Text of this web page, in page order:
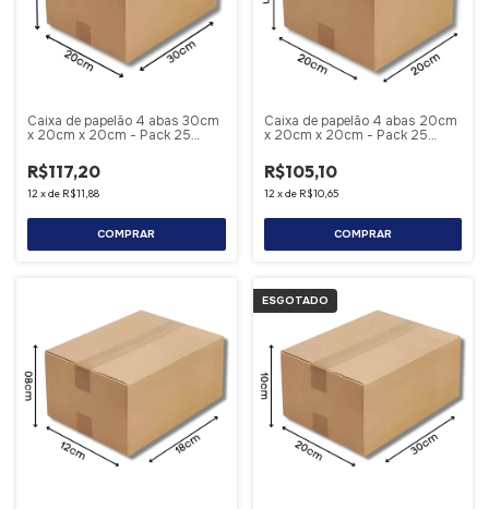
Caixa de papelão 4 abas 30cm
x 20cm x 20cm - Pack 25
R$117,20
12 xde R$11,88
COMPRAR
Caixa de papelão 4 abas 20cm
x 20cm x 20cm - Pack 25
R$105,10
12 xde R$10,65
COMPRAR
ESGOTADO